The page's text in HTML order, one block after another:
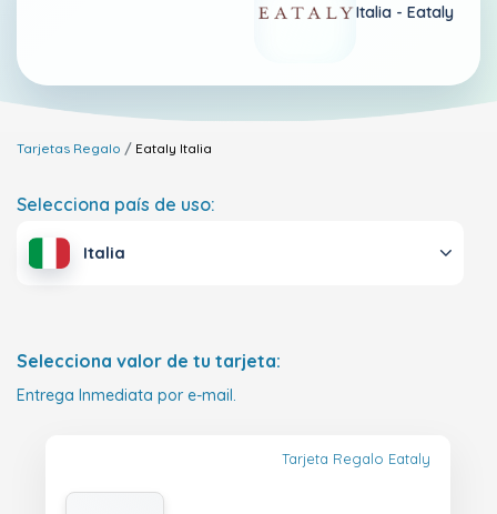
Italia - Eataly
Tarjetas Regalo Eataly Italia
Selecciona país de uso:
Italia
Selecciona valor de tu tarjeta:
Entrega Inmediata por e-mail.
Tarjeta Regalo Eataly